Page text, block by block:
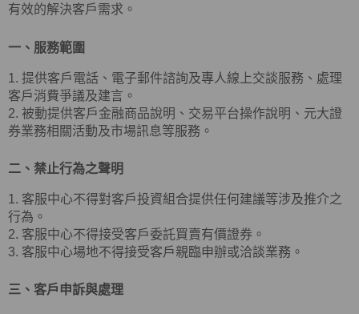
有效的解決客戶需求。
一、服務範圍
1. 提供客戶電話、電子郵件諮詢及專人線上交談服務、處理
客戶消費爭議及建言。
2. 被動提供客戶金融商品說明、交易平台操作說明、元大證
券業務相關活動及市場訊息等服務。
二、禁止行為之聲明
1. 客服中心不得對客戶投資組合提供任何建議等涉及推介之
行為。
2. 客服中心不得接受客戶委託買賣有價證券。
3. 客服中心場地不得接受客戶親臨申辦或洽談業務。
三、客戶申訴與處理